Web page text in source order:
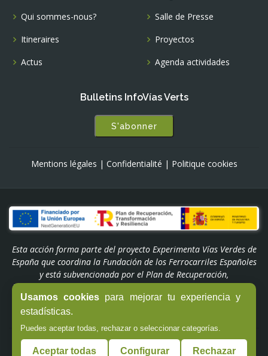
Usamos cookies para mejorar tu experiencia y
estadísticas.
Puedes aceptar todas, rechazar o seleccionar categorías.
Aceptar todas Configurar Rechazar
Qui sommes-nous?
Itineraires
Actus
Salle de Presse
Proyectos
Agenda actividades
Bulletins InfoVías Verts
S'abonner
Mentions légales | Confidentialité | Politique cookies
Esta acción forma parte del proyecto Experimenta Vías Verdes de
España que coordina la Fundación de los Ferrocarriles Españoles
y está subvencionada por el Plan de Recuperación,
Transformación y Resiliencia. Financiado por la Unión Europea -
NextGenerationEU a través del Programa 'Experiencias Turismo
España' del Ministerio de Industria y Turismo.
Fundación de los Ferrocarriles Españoles